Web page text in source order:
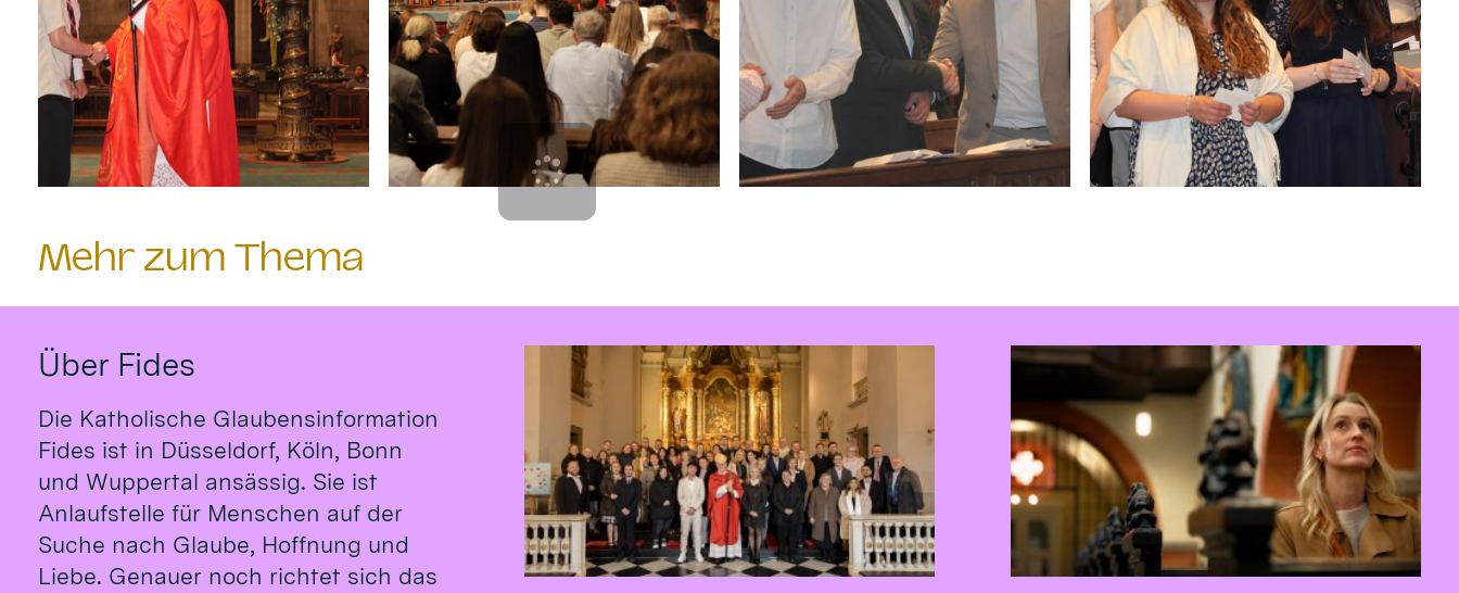
Mehr zum Thema
Über Fides
Die Katholische Glaubensinformation
Fides ist in Düsseldorf, Köln, Bonn
und Wuppertal ansässig. Sie ist
Anlaufstelle für Menschen auf der
Suche nach Glaube, Hoffnung und
Liebe. Genauer noch richtet sich das